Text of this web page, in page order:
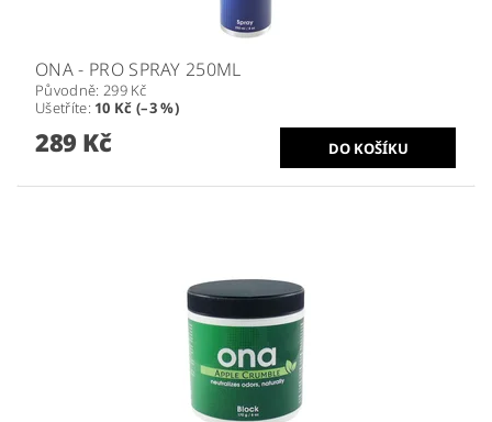
ONA - PRO SPRAY 250ML
Původně: 299 Kč
Ušetříte: 10 Kč (–3 %)
289 Kč